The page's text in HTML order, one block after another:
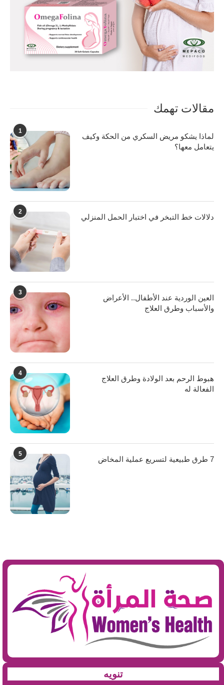
مقالات تهمك
1
لماذا يشكو مريض السكري من الحكة وكيف
يتعامل معها؟
2
دلالات خط التبخر في اختبار الحمل المنزلي
3
العين الوردية عند الأطفال.. الأعراض
والأسباب وطرق العلاج
4
هبوط الرحم بعد الولادة وطرق العلاج
الفعالة له
5
7 طرق طبيعية لتسريع عملية المخاض
تنويه